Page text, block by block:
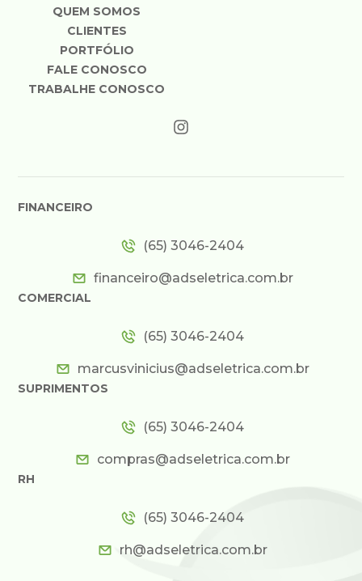
QUEM SOMOS
CLIENTES
PORTFÓLIO
FALE CONOSCO
TRABALHE CONOSCO
FINANCEIRO
(65) 3046-2404
financeiro@adseletrica.com.br
COMERCIAL
(65) 3046-2404
marcusvinicius@adseletrica.com.br
SUPRIMENTOS
(65) 3046-2404
compras@adseletrica.com.br
RH
(65) 3046-2404
rh@adseletrica.com.br